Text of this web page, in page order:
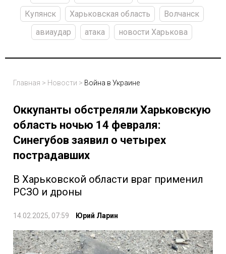
Купянск
Харьковская область
Волчанск
авиаудар
атака новости Харькова
Главная > Новости > Война в Украине
Оккупанты обстреляли Харьковскую
область ночью 14 февраля:
Синегубов заявил о четырех
пострадавших
В Харьковской области враг применил
РСЗО и дроны
14.02.2025, 07:59 Юрий Ларин